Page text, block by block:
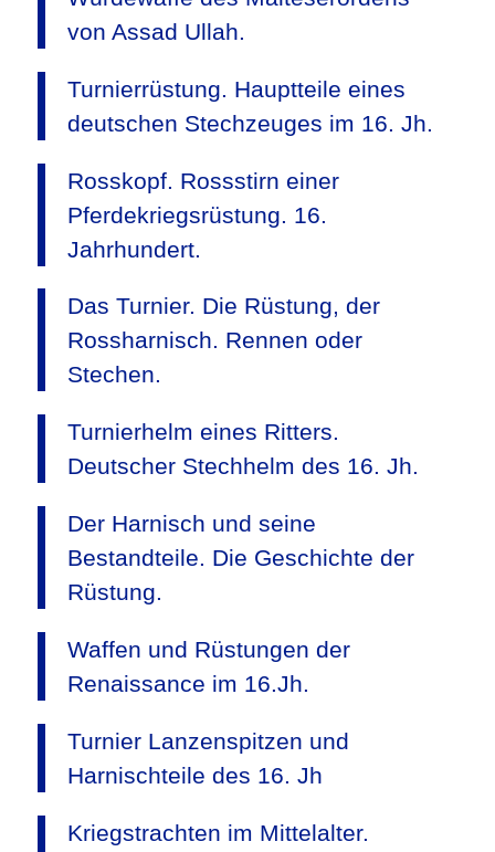
von Assad Ullah.
Turnierrüstung. Hauptteile eines
deutschen Stechzeuges im 16. Jh.
Rosskopf. Rossstirn einer
Pferdekriegsrüstung. 16.
Jahrhundert.
Das Turnier. Die Rüstung, der
Rossharnisch. Rennen oder
Stechen.
Turnierhelm eines Ritters.
Deutscher Stechhelm des 16. Jh.
Der Harnisch und seine
Bestandteile. Die Geschichte der
Rüstung.
Waffen und Rüstungen der
Renaissance im 16.Jh.
Turnier Lanzenspitzen und
Harnischteile des 16. Jh
Kriegstrachten im Mittelalter.